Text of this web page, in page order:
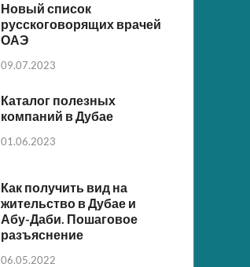
Новый список
русскоговорящих врачей
ОАЭ
09.07.2023
Каталог полезных
компаний в Дубае
01.06.2023
Как получить вид на
жительство в Дубае и
Абу-Даби. Пошаговое
разъяснение
06.05.2022